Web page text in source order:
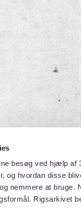
besøg ved hjælp
og hvordan disse
nemmere at bruge.
Rigsarkivet